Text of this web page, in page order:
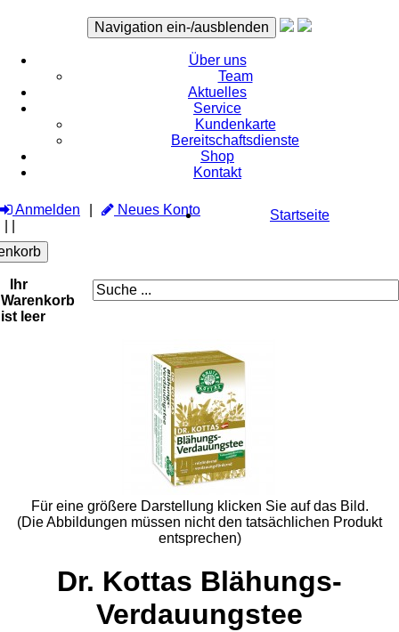
Navigation ein-/ausblenden
Über uns
Team
Aktuelles
Service
Kundenkarte
Bereitschaftsdienste
Shop
Kontakt
Anmelden
Neues Konto
Ihr
Warenkorb
ist leer
Startseite
Für eine größere Darstellung klicken Sie auf das Bild.
(Die Abbildungen müssen nicht den tatsächlichen Produkt
entsprechen)
Dr. Kottas Blähungs-
Verdauungstee